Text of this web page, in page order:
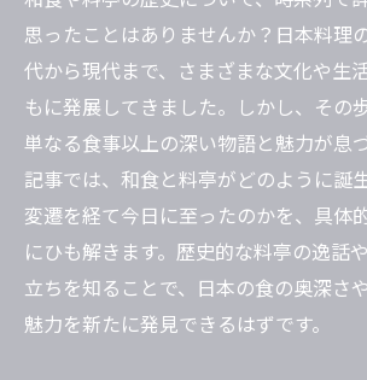
思ったことはありませんか？日本料理
代から現代まで、さまざまな文化や生
もに発展してきました。しかし、その
単なる食事以上の深い物語と魅力が息
記事では、和食と料亭がどのように誕
変遷を経て今日に至ったのかを、具体
にひも解きます。歴史的な料亭の逸話
立ちを知ることで、日本の食の奥深さ
魅力を新たに発見できるはずです。